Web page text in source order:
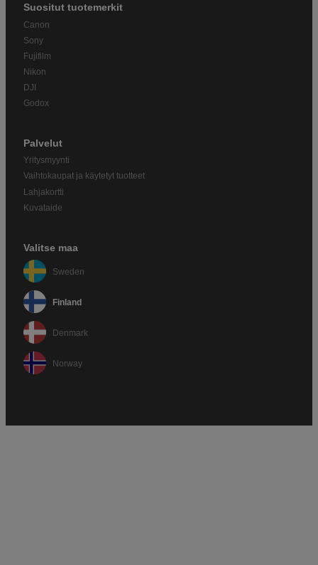
Suositut tuotemerkit
Canon
Sony
Fujifilm
Nikon
DJI
Godox
Palvelut
Yritysmyynti
Vaihtokaupat ja käytetyt tuotteet
Lahjakortti
Kuvataide
Valitse maa
Sweden
Finland
Denmark
Norway